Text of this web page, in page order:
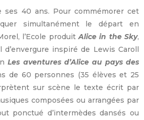
ses 40 ans. Pour commémorer cet
simultanément le départ en
l’Ecole produitAlice in the Sky,
d’envergure inspiré de Lewis Caroll
Les aventures d’Alice au pays des
de 60 personnes (35 élèves et 25
sur scène le texte écrit par
composées ou arrangées par
ponctué d’intermèdes dansés ou